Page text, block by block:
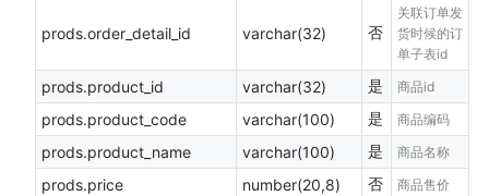
prods.order_detail_id varchar(32) 否
关联订单发
货时候的订
单子表id
prods.product_id varchar(32) 是 商品id
prods.product_code varchar(100) 是 商品编码
prods.product_name varchar(100) 是 商品名称
prods.price number(20,8) 否 商品售价